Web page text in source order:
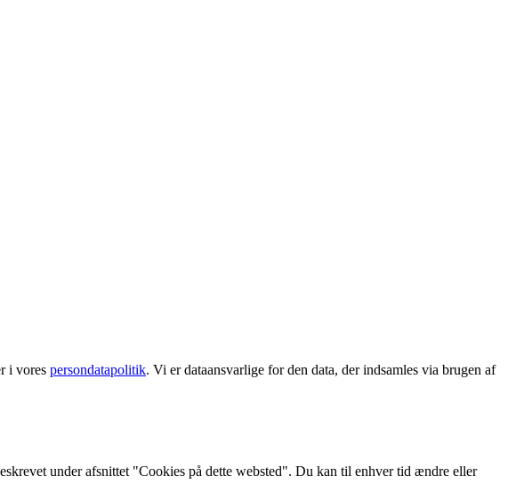
i vores persondatapolitik. Vi er dataansvarlige for den data, der indsamles via brugen af
under afsnittet "Cookies på dette websted". Du kan til enhver tid ændre eller